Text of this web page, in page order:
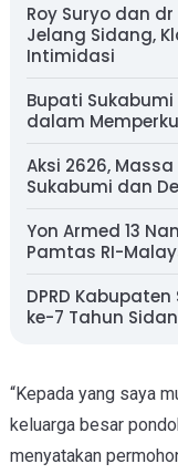
Roy Suryo dan
Jelang Sidang,
Intimidasi
Bupati
dalam
Aksi 2626,
Sukabumi dan
Yon Armed 13
Pamtas RI-
DPRD
ke-7 Tahun
“Kepada yang saya
keluarga besar
menyatakan